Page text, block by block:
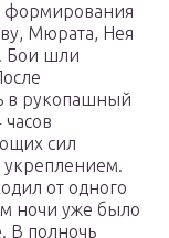
Мюрата, Нея
Бои шли
в рукопашный
сил
укреплением.
от одного
ночи уже было
В полночь